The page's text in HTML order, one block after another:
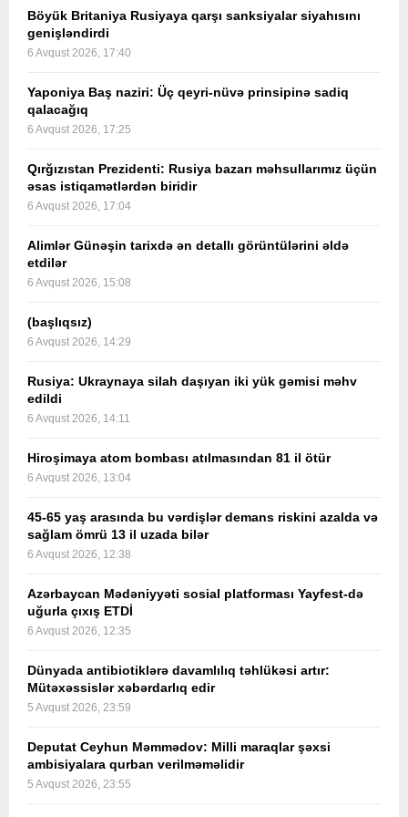
Böyük Britaniya Rusiyaya qarşı sanksiyalar siyahısını
genişləndirdi
6 Avqust 2026, 17:40
Yaponiya Baş naziri: Üç qeyri-nüvə prinsipinə sadiq
qalacağıq
6 Avqust 2026, 17:25
Qırğızıstan Prezidenti: Rusiya bazarı məhsullarımız üçün
əsas istiqamətlərdən biridir
6 Avqust 2026, 17:04
Alimlər Günəşin tarixdə ən detallı görüntülərini əldə
etdilər
6 Avqust 2026, 15:08
(başlıqsız)
6 Avqust 2026, 14:29
Rusiya: Ukraynaya silah daşıyan iki yük gəmisi məhv
edildi
6 Avqust 2026, 14:11
Hiroşimaya atom bombası atılmasından 81 il ötür
6 Avqust 2026, 13:04
45-65 yaş arasında bu vərdişlər demans riskini azalda və
sağlam ömrü 13 il uzada bilər
6 Avqust 2026, 12:38
Azərbaycan Mədəniyyəti sosial platforması Yayfest-də
uğurla çıxış ETDİ
6 Avqust 2026, 12:35
Dünyada antibiotiklərə davamlılıq təhlükəsi artır:
Mütəxəssislər xəbərdarlıq edir
5 Avqust 2026, 23:59
Deputat Ceyhun Məmmədov: Milli maraqlar şəxsi
ambisiyalara qurban verilməməlidir
5 Avqust 2026, 23:55